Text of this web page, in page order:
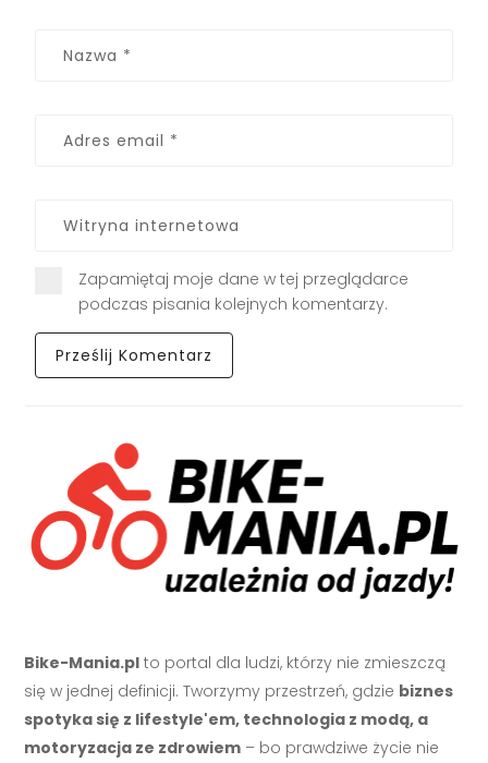
Zapamiętaj moje dane w tej przeglądarce
podczas pisania kolejnych komentarzy.
Bike-Mania.pl to portal dla ludzi, którzy nie zmieszczą
się w jednej definicji. Tworzymy przestrzeń, gdzie biznes
spotyka się z lifestyle'em, technologia z modą, a
motoryzacja ze zdrowiem – bo prawdziwe życie nie